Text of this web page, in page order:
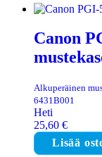
Canon
Alkuperäinen
6431B001
Heti
25,60 €
Lisää